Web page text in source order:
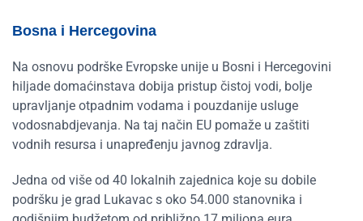
Bosna i Hercegovina
Na osnovu podrške Evropske unije u Bosni i Hercegovini
hiljade domaćinstava dobija pristup čistoj vodi, bolje
upravljanje otpadnim vodama i pouzdanije usluge
vodosnabdjevanja. Na taj način EU pomaže u zaštiti
vodnih resursa i unapređenju javnog zdravlja.
Jedna od više od 40 lokalnih zajednica koje su dobile
podršku je grad Lukavac s oko 54.000 stanovnika i